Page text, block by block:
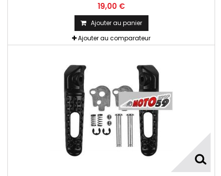
19,00 €
Ajouter au panier
Ajouter au comparateur